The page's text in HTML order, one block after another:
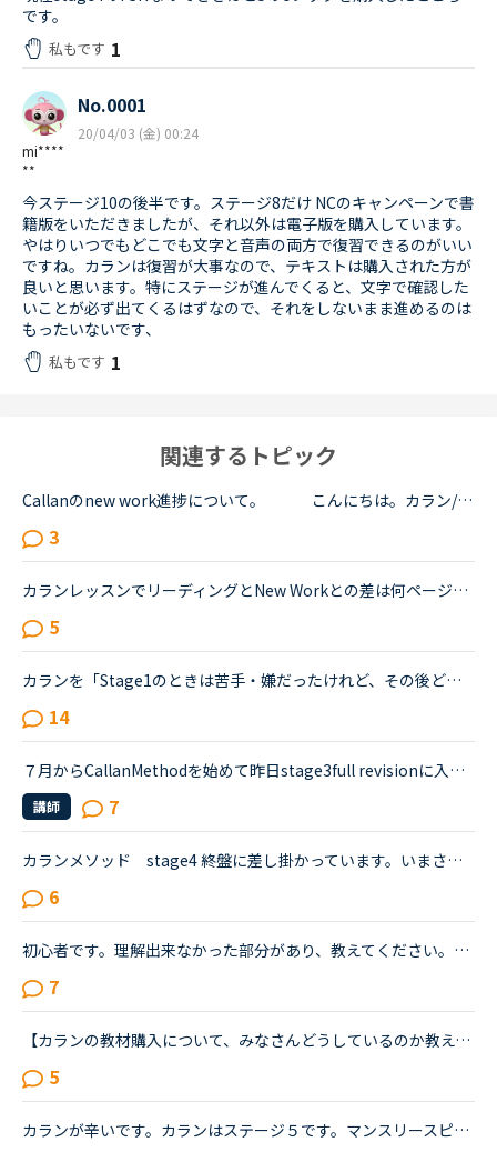
です。
私もです 1
mi****
**
No.0001
20/04/03 (金) 00:24
今ステージ10の後半です。ステージ8だけ NCのキャンペーンで書
籍版をいただきましたが、それ以外は電子版を購入しています。
やはりいつでもどこでも文字と音声の両方で復習できるのがいい
ですね。カランは復習が大事なので、テキストは購入された方が
良いと思います。特にステージが進んでくると、文字で確認した
いことが必ず出てくるはずなので、それをしないまま進めるのは
もったいないです、
私もです 1
関連するトピック
Callanのnew work進捗について。 こんにちは。カラン/Callan methodを始めて8か月で現在、stage 7におります。Callanの学習方法は、lesson前30分でdaily revisionの範囲をreadingして準備、lesson本番に臨み...
3
カランレッスンでリーディングとNew Workとの差は何ページぐらいありますか？人気の女性講師の方のレッスンでは発音がとても聞き取りやすく分かりやすいのでリピート予約して何度も受講しておりますが、既に30ペ...
5
カランを「Stage1のときは苦手・嫌だったけれど、その後どんどん好きになっていた／楽しくなっていった」方のお話を伺ってみたいです。いつも楽しく、共感しながらNC広場を拝見しています。カランを受講したく、1...
14
７月からCallanMethodを始めて昨日stage3full revisionに入りました。しかし、stage1.2は平均Lesson数程度で終えたのですが、stage3に於いては昨日までで34Lesson受講しております。毎日2コマLessonを受講し、Les...
講師 7
カランメソッド stage4 終盤に差し掛かっています。いまさらなのですが、FSRに関していくつか疑問があります。教えていただけるとありがたいです。もし、既出の事柄でしたら申し訳ありません。1、これまで、stag...
6
初心者です。理解出来なかった部分があり、教えてください。James is asking Charlotte about Gabriella's birthday party. James When was Gabriella's birthday?Charlotte It was last weekend.James How was t...
7
【カランの教材購入について、みなさんどうしているのか教えてください】ネイティブキャンプ の案内では「アプリではリーディング中に教材が表示されるので教材のご購入いただく必要はございません」との記載があ...
5
カランが辛いです。カランはステージ５です。マンスリースピーキングテストは毎回５か６です。オンライン英会話は1年前に他社で入会し、カランに惹かれてNCへ転校（？）しました。最初は死ぬほど緊張していたレッ...